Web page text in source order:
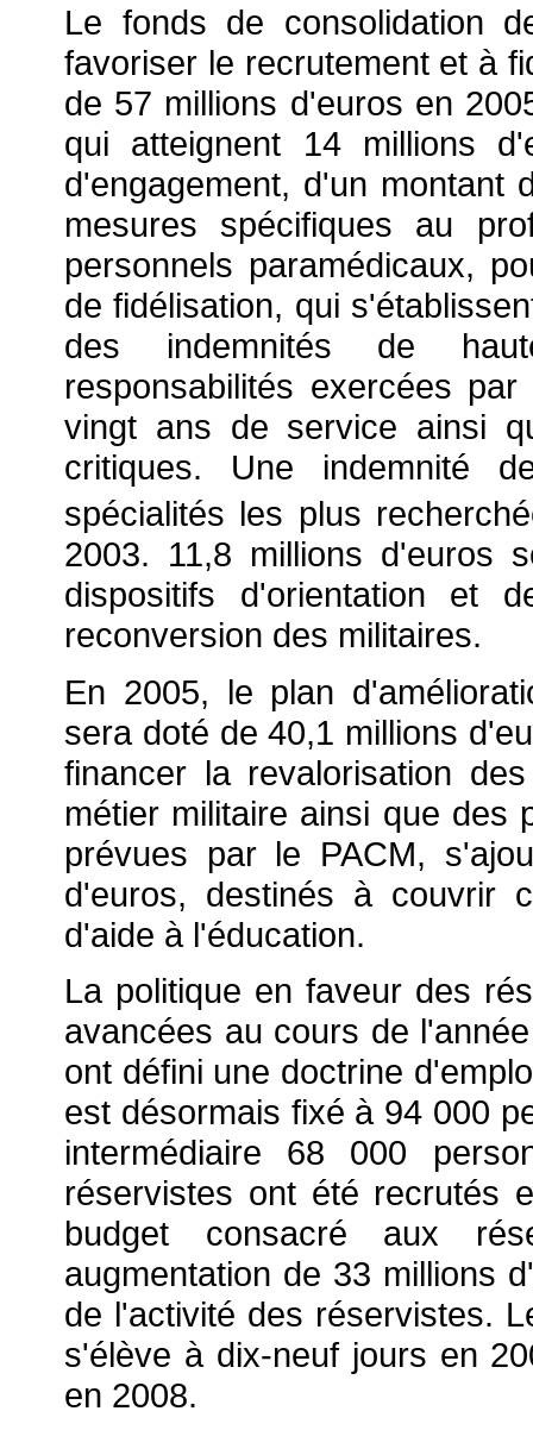
Le fonds de consolidation
favoriser le recrutement et à
de 57 millions d'euros en
qui atteignent 14 millions
d'engagement, d'un montant
mesures spécifiques au
personnels paramédicaux,
de fidélisation, qui
des indemnités de
responsabilités exercées
vingt ans de service ainsi
critiques. Une indemnité
spécialités les plus
2003. 11,8 millions d'euros
dispositifs d'orientation et
reconversion des militaires.
En 2005, le plan
sera doté de 40,1 millions
financer la revalorisation
métier militaire ainsi que des
prévues par le PACM,
d'euros, destinés à couvrir
d'aide à l'éducation.
La politique en faveur des
avancées au cours de
ont défini une doctrine
est désormais fixé à 94 000
intermédiaire 68 000
réservistes ont été recrutés
budget consacré aux
augmentation de 33 millions
de l'activité des réservistes.
s'élève à dix-neuf jours en
en 2008.